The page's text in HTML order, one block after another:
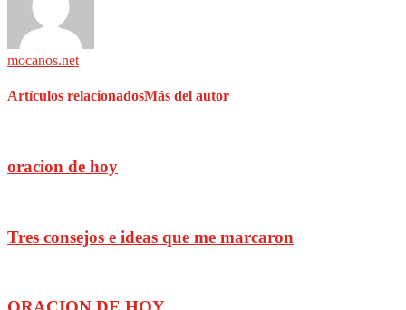
mocanos.net
Artículos relacionadosMás del autor
oracion de hoy
Tres consejos e ideas que me marcaron